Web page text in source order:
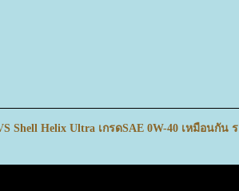
Shell Helix Ultra เกรดSAE 0W-40 เหมือนกัน